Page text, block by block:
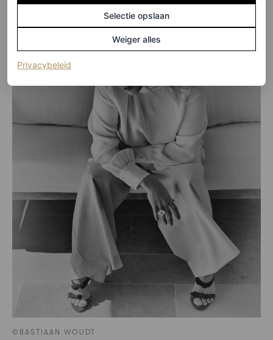
©BASTIAAN WOUDT
Selectie opslaan
Weiger alles
Privacybeleid